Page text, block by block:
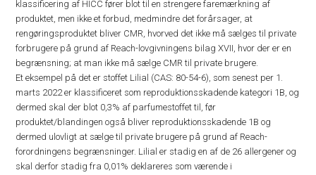
klassificering af HICC fører blot til en strengere faremærkning af
produktet, men ikke et forbud, medmindre det forårsager, at
rengøringsproduktet bliver CMR, hvorved det ikke må sælges til private
forbrugere på grund af Reach-lovgivningens bilag XVII, hvor der er en
begrænsning; at man ikke må sælge CMR til private brugere.
Et eksempel på det er stoffet Lilial (CAS: 80-54-6), som senest per 1.
marts 2022 er klassificeret som reproduktionsskadende kategori 1B, og
dermed skal der blot 0,3% af parfumestoffet til, før
produktet/blandingen også bliver reproduktionsskadende 1B og
dermed ulovligt at sælge til private brugere på grund af Reach-
forordningens begrænsninger. Lilial er stadig en af de 26 allergener og
skal derfor stadig fra 0,01% deklareres som værende i